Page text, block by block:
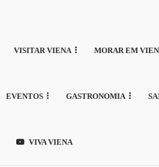
VISITAR VIENA MORAR EM
EVENTOS GASTRONOMIA
VIVA VIENA